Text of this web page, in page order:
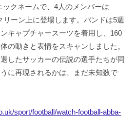
ックネームで、4人のメンバーは
リーン上に登場します。バンドは5週
キャプチャースーツを着用し、160
の動きと表情をスキャンしました。
したサッカーの伝説の選手たちが同
に再現されるかは、まだ未知数で
sport/football/watch-football-abba-